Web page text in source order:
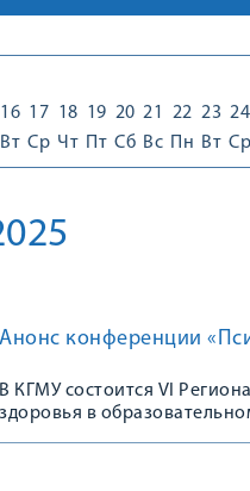
16
Вт
17
Ср
18
Чт
19
Пт
20
Сб
21
Вс
22
Пн
23
Вт
24
Ср
Анонс конференции
В КГМУ состоится VI
здоровья в